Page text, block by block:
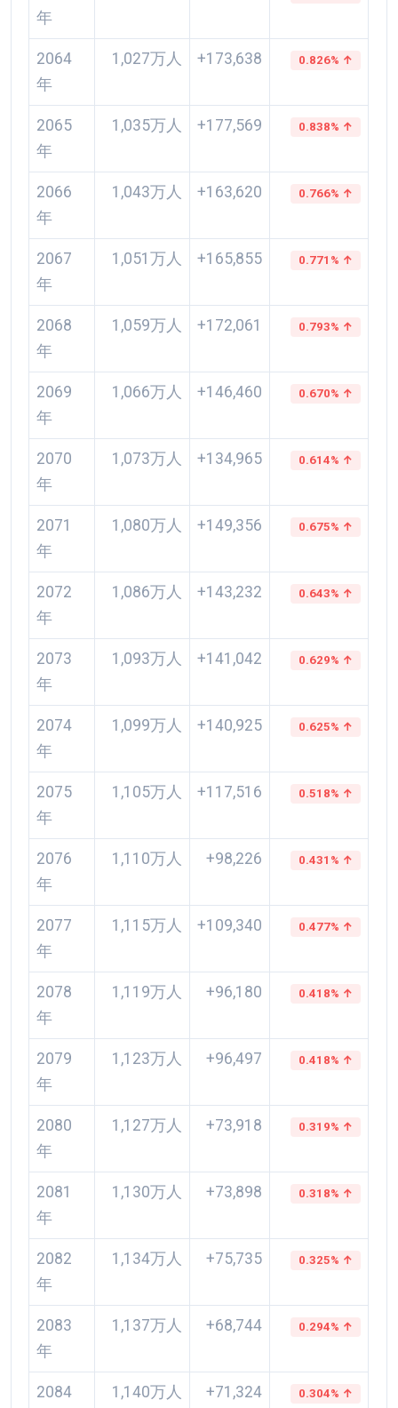
年
2064
年
1,027万人 +173,638 0.826% ↑
2065
年
1,035万人 +177,569 0.838% ↑
2066
年
1,043万人 +163,620 0.766% ↑
2067
年
1,051万人 +165,855 0.771% ↑
2068
年
1,059万人 +172,061 0.793% ↑
2069
年
1,066万人 +146,460 0.670% ↑
2070
年
1,073万人 +134,965 0.614% ↑
2071
年
1,080万人 +149,356 0.675% ↑
2072
年
1,086万人 +143,232 0.643% ↑
2073
年
1,093万人 +141,042 0.629% ↑
2074
年
1,099万人 +140,925 0.625% ↑
2075
年
1,105万人 +117,516 0.518% ↑
2076
年
1,110万人 +98,226 0.431% ↑
2077
年
1,115万人 +109,340 0.477% ↑
2078
年
1,119万人 +96,180 0.418% ↑
2079
年
1,123万人 +96,497 0.418% ↑
2080
年
1,127万人 +73,918 0.319% ↑
2081
年
1,130万人 +73,898 0.318% ↑
2082
年
1,134万人 +75,735 0.325% ↑
2083
年
1,137万人 +68,744 0.294% ↑
2084
1,140万人 +71,324 0.304% ↑